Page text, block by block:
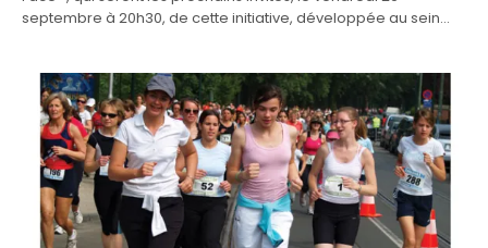
septembre à 20h30, de cette initiative, développée au sein…